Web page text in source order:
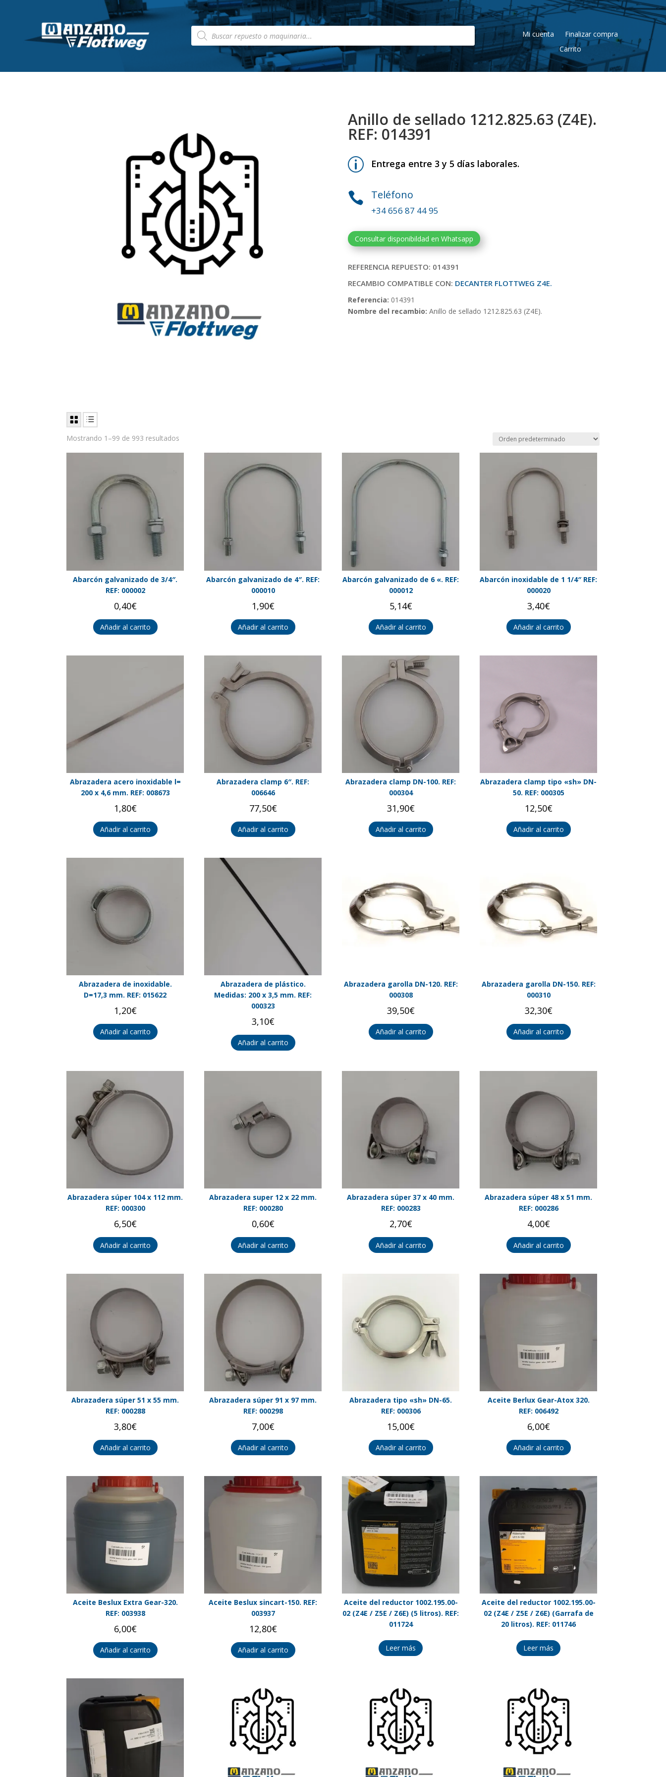
Búsqueda
de
productos
Mi cuenta
Finalizar compra
Carrito
Anillo de sellado 1212.825.63 (Z4E).
REF: 014391
p Entrega entre 3 y 5 días laborales.
 Teléfono
+34 656 87 44 95
Consultar disponibildad en Whatsapp
REFERENCIA REPUESTO: 014391
RECAMBIO COMPATIBLE CON: DECANTER FLOTTWEG Z4E.
Referencia: 014391
Nombre del recambio: Anillo de sellado 1212.825.63 (Z4E).
Mostrando 1–99 de 993 resultados
Abarcón galvanizado de 3/4″.
REF: 000002
0,40€
Añadir al carrito
Abarcón galvanizado de 4″. REF:
000010
1,90€
Añadir al carrito
Abarcón galvanizado de 6 «. REF:
000012
5,14€
Añadir al carrito
Abarcón inoxidable de 1 1/4″ REF:
000020
3,40€
Añadir al carrito
Abrazadera acero inoxidable l=
200 x 4,6 mm. REF: 008673
1,80€
Añadir al carrito
Abrazadera clamp 6″. REF:
006646
77,50€
Añadir al carrito
Abrazadera clamp DN-100. REF:
000304
31,90€
Añadir al carrito
Abrazadera clamp tipo «sh» DN-
50. REF: 000305
12,50€
Añadir al carrito
Abrazadera de inoxidable.
D=17,3 mm. REF: 015622
1,20€
Añadir al carrito
Abrazadera de plástico.
Medidas: 200 x 3,5 mm. REF:
000323
3,10€
Añadir al carrito
Abrazadera garolla DN-120. REF:
000308
39,50€
Añadir al carrito
Abrazadera garolla DN-150. REF:
000310
32,30€
Añadir al carrito
Abrazadera súper 104 x 112 mm.
REF: 000300
6,50€
Añadir al carrito
Abrazadera super 12 x 22 mm.
REF: 000280
0,60€
Añadir al carrito
Abrazadera súper 37 x 40 mm.
REF: 000283
2,70€
Añadir al carrito
Abrazadera súper 48 x 51 mm.
REF: 000286
4,00€
Añadir al carrito
Abrazadera súper 51 x 55 mm.
REF: 000288
3,80€
Añadir al carrito
Abrazadera súper 91 x 97 mm.
REF: 000298
7,00€
Añadir al carrito
Abrazadera tipo «sh» DN-65.
REF: 000306
15,00€
Añadir al carrito
Aceite Berlux Gear-Atox 320.
REF: 006492
6,00€
Añadir al carrito
Aceite Beslux Extra Gear-320.
REF: 003938
6,00€
Añadir al carrito
Aceite Beslux sincart-150. REF:
003937
12,80€
Añadir al carrito
Aceite del reductor 1002.195.00-
02 (Z4E / Z5E / Z6E) (5 litros). REF:
011724
Leer más
Aceite del reductor 1002.195.00-
02 (Z4E / Z5E / Z6E) (Garrafa de
20 litros). REF: 011746
Leer más